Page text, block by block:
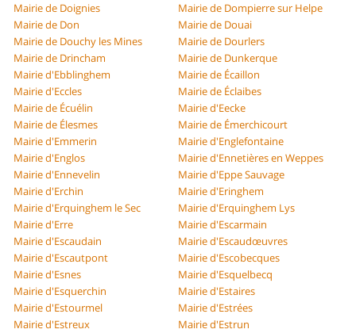
Mairie de Doignies
Mairie de Dompierre sur Helpe
Mairie de Don
Mairie de Douai
Mairie de Douchy les Mines
Mairie de Dourlers
Mairie de Drincham
Mairie de Dunkerque
Mairie d'Ebblinghem
Mairie de Écaillon
Mairie d'Eccles
Mairie de Éclaibes
Mairie de Écuélin
Mairie d'Eecke
Mairie de Élesmes
Mairie de Émerchicourt
Mairie d'Emmerin
Mairie d'Englefontaine
Mairie d'Englos
Mairie d'Ennetières en Weppes
Mairie d'Ennevelin
Mairie d'Eppe Sauvage
Mairie d'Erchin
Mairie d'Eringhem
Mairie d'Erquinghem le Sec
Mairie d'Erquinghem Lys
Mairie d'Erre
Mairie d'Escarmain
Mairie d'Escaudain
Mairie d'Escaudœuvres
Mairie d'Escautpont
Mairie d'Escobecques
Mairie d'Esnes
Mairie d'Esquelbecq
Mairie d'Esquerchin
Mairie d'Estaires
Mairie d'Estourmel
Mairie d'Estrées
Mairie d'Estreux
Mairie d'Estrun